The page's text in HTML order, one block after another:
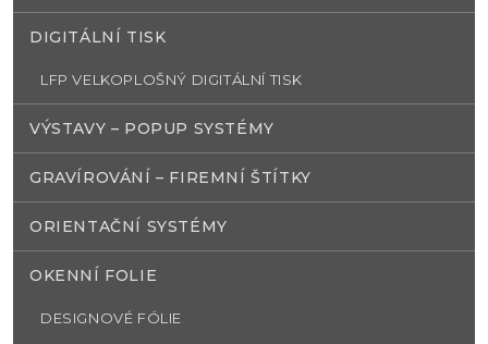
DIGITÁLNÍ TISK
LFP VELKOPLOŠNÝ DIGITÁLNÍ TISK
VÝSTAVY – POPUP SYSTÉMY
GRAVÍROVÁNÍ – FIREMNÍ ŠTÍTKY
ORIENTAČNÍ SYSTÉMY
OKENNÍ FOLIE
DESIGNOVÉ FÓLIE